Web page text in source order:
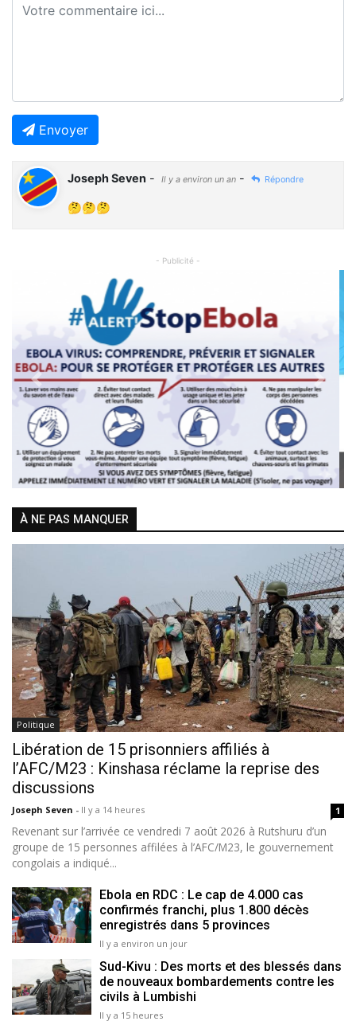
Envoyer
Joseph Seven - Il y a environ un an - Répondre
🤔🤔🤔
- Publicité -
Previous Next
À NE PAS MANQUER
Politique
Libération de 15 prisonniers affiliés à
l’AFC/M23 : Kinshasa réclame la reprise des
discussions
Joseph Seven - Il y a 14 heures 1
Revenant sur l’arrivée ce vendredi 7 août 2026 à Rutshuru d’un
groupe de 15 personnes affilées à l’AFC/M23, le gouvernement
congolais a indiqué...
Ebola en RDC : Le cap de 4.000 cas
confirmés franchi, plus 1.800 décès
enregistrés dans 5 provinces
Il y a environ un jour
Sud-Kivu : Des morts et des blessés dans
de nouveaux bombardements contre les
civils à Lumbishi
Il y a 15 heures